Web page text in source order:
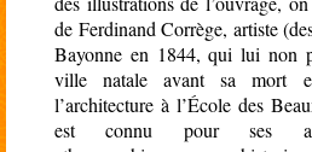
de Ferdinand Corrège, artiste
Bayonne en 1844, qui lui non
ville natale avant sa mort
l’architecture à l’École des
est connu pour ses